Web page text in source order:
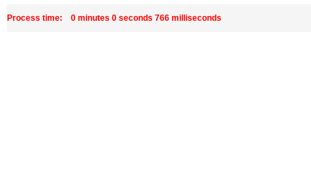
Process time: 0 minutes 0 seconds 766 milliseconds